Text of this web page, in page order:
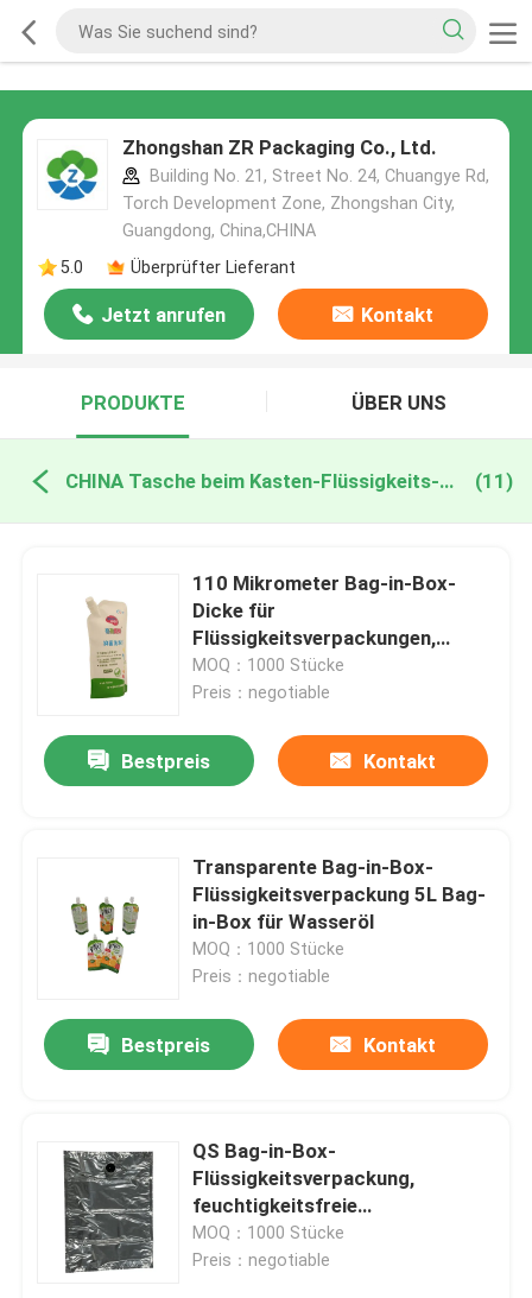
Zhongshan ZR Packaging Co., Ltd.
Building No. 21, Street No. 24, Chuangye Rd,
Torch Development Zone, Zhongshan City,
Guangdong, China,CHINA
5.0
Überprüfter Lieferant
Jetzt anrufen Kontakt
PRODUKTE ÜBER UNS
CHINA Tasche beim Kasten-Flüssigkeits-Verpacken (11)
110 Mikrometer Bag-in-Box-
Dicke für
Flüssigkeitsverpackungen,
anpassbare BIB-Tasche aus
Kunststoff
MOQ：1000 Stücke
Preis：negotiable
Bestpreis Kontakt
Transparente Bag-in-Box-
Flüssigkeitsverpackung 5L Bag-
in-Box für Wasseröl
MOQ：1000 Stücke
Preis：negotiable
Bestpreis Kontakt
QS Bag-in-Box-
Flüssigkeitsverpackung,
feuchtigkeitsfreie
Verpackungsbeutel aus Alu-
Material
MOQ：1000 Stücke
Preis：negotiable